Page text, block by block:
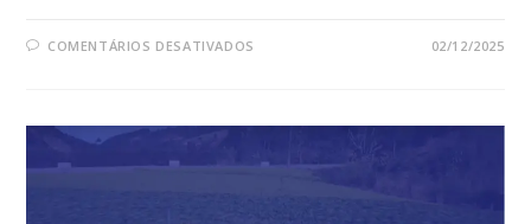
COMENTÁRIOS DESATIVADOS 02/12/2025